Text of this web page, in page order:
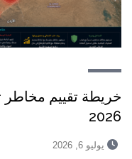
خريطة تقييم
2026
يوليو 6, 2026